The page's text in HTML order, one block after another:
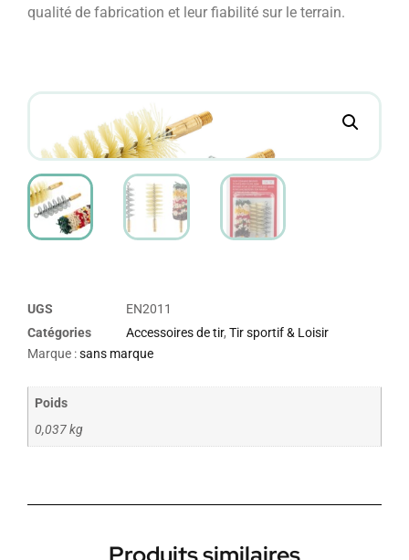
qualité de fabrication et leur fiabilité sur le terrain.
UGS
EN2011
Catégories
Accessoires de tir, Tir sportif & Loisir
Marque :sans marque
Poids
0,037 kg